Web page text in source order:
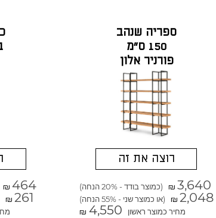
ספריה שנהב
150 ס"מ
פורניר אלון
רוצה את זה
₪ 3,640 (כמוצר בודד - 20% הנחה)
₪ 2,048
(או כמוצר שני - 55% הנחה)
מחיר כמוצר ראשון
₪ 4,550
₪ 464
₪ 261